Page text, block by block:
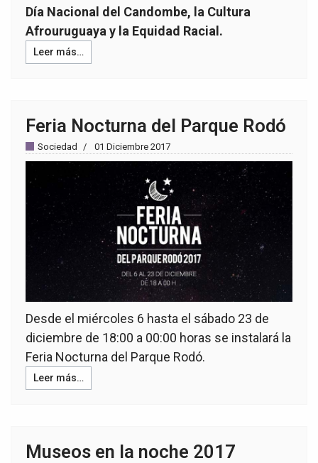
Día Nacional del Candombe, la Cultura
Afrouruguaya y la Equidad Racial.
Leer más…
Feria Nocturna del Parque Rodó
Sociedad 01 Diciembre 2017
Desde el miércoles 6 hasta el sábado 23 de
diciembre de 18:00 a 00:00 horas se instalará la
Feria Nocturna del Parque Rodó.
Leer más…
Museos en la noche 2017